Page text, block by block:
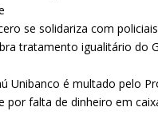
se solidariza com
tratamento igualitário do
Unibanco é multado pelo
por falta de dinheiro em